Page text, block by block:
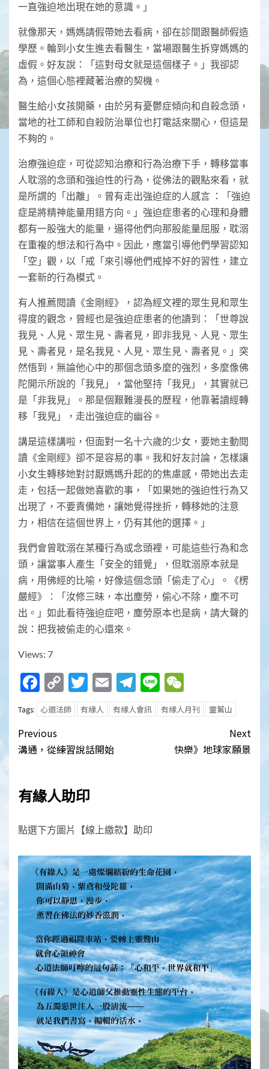
一直強迫地出現在她的意識。」
就像那天，媽媽請假帶她去看病，卻在診間跟醫師假造
學歷。輪到小女生進去看醫生，當場跟醫生拆穿媽媽的
虛假。好友說：「這對母女就是這個樣子。」我卻認
為，這個心態裡藏著治療的契機。
醫生給小女孩開藥，由於另有憂鬱症傾向和自殺念頭，
當地的社工師和自殺防治單位也打電話來關心，但這是
不夠的。
治療強迫症，可從認知治療和行為治療下手，轉移當事
人耽溺的念頭和強迫性的行為，從佛法的觀點來看，就
是所謂的「出離」。曾有走出強迫症的人感言 ：「強迫
症是將精神能量用錯方向。」強迫症患者的心理和身體
都有一股強大的能量，逼得他們向那股能量屈服，耽溺
在重複的想法和行為中。因此，應當引導他們學習認知
「空」觀，以「戒「來引導他們戒掉不好的習性，建立
一套新的行為模式。
有人推薦閱讀《金剛經》，認為經文裡的眾生見和眾生
得度的觀念，曾經也是強迫症患者的他讀到：「世尊說
我見、人見、眾生見、壽者見，即非我見、人見、眾生
見、壽者見，是名我見、人見、眾生見、壽者見。」突
然悟到，無論他心中的那個念頭多麼的強烈，多麼像佛
陀開示所說的「我見」，當他堅持「我見」，其實就已
是「非我見」。那是個艱難漫長的歷程，他靠著讀經轉
移「我見」，走出強迫症的幽谷。
講是這樣講啦，但面對一名十六歲的少女，要她主動閱
讀《金剛經》卻不是容易的事。我和好友討論，怎樣讓
小女生轉移她對討厭媽媽升起的的焦慮感，帶她出去走
走，包括一起做她喜歡的事，「如果她的強迫性行為又
出現了，不要責備她，讓她覺得挫折，轉移她的注意
力，相信在這個世界上，仍有其他的選擇。」
我們會曾耽溺在某種行為或念頭裡，可能這些行為和念
頭，讓當事人產生「安全的錯覺」，但耽溺原本就是
病，用佛經的比喻，好像這個念頭「偷走了心」。《楞
嚴經》：「汝修三昧，本出塵勞，偷心不除，塵不可
出。」如此看待強迫症吧，塵勞原本也是病，請大聲的
說：把我被偷走的心還來。
Views: 7
Facebook
Copy
Link
Twitter
EmailTelegram
Line
Tags: 心道法師 有緣人 有緣人會訊 有緣人月刊 靈鷲山
Post
navigation
Previous
溝通，從練習說話開始
Next
快樂》地球家願景
有緣人助印
點選下方圖片【線上繳款】助印